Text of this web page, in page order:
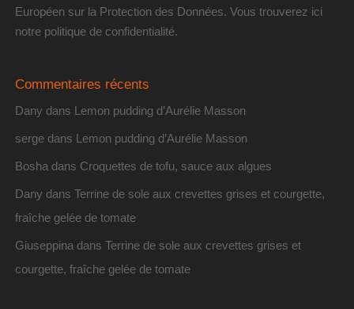
Européen sur la Protection des Données. Vous trouverez ici
notre politique de confidentialité.
Commentaires récents
Dany dans Lemon pudding d’Aurélie Masson
sergedans Lemon pudding d’Aurélie Masson
Bosha dans Croquettes de tofu, sauce aux algues
Dany dans Terrine de sole aux crevettes grises et courgette,
fraîche gelée de tomate
Giuseppina dans Terrine de sole aux crevettes grises et
courgette, fraîche gelée de tomate